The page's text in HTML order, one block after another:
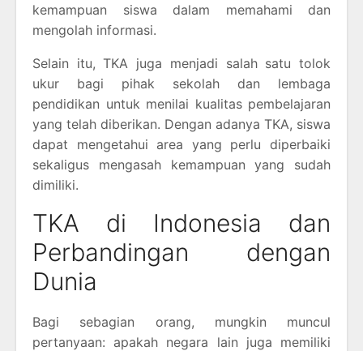
kemampuan siswa dalam memahami dan
mengolah informasi.
Selain itu, TKA juga menjadi salah satu tolok
ukur bagi pihak sekolah dan lembaga
pendidikan untuk menilai kualitas pembelajaran
yang telah diberikan. Dengan adanya TKA, siswa
dapat mengetahui area yang perlu diperbaiki
sekaligus mengasah kemampuan yang sudah
dimiliki.
TKA di Indonesia dan
Perbandingan dengan
Dunia
Bagi sebagian orang, mungkin muncul
pertanyaan: apakah negara lain juga memiliki